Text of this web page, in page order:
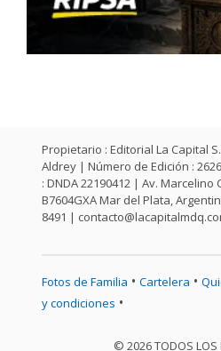
Propietario : Editorial La Capital
Aldrey | Número de Edición :
: DNDA 22190412 | Av. Marcelino
B7604GXA Mar del Plata,
8491 |
Fotos de Familia • Cartelera •
y condiciones •
© 2026 TODOS LOS